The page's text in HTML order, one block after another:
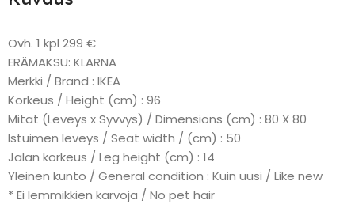
Ovh. 1 kpl 299 €
ERÄMAKSU: KLARNA
Merkki / Brand : IKEA
Korkeus / Height (cm) : 96
Mitat (Leveys x Syvvys) / Dimensions (cm) : 80 X 80
Istuimen leveys / Seat width / (cm) : 50
Jalan korkeus / Leg height (cm) : 14
Yleinen kunto / General condition : Kuin uusi / Like new
* Ei lemmikkien karvoja / No pet hair